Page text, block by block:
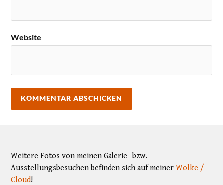
Website
Weitere Fotos von meinen Galerie- bzw.
Ausstellungsbesuchen befinden sich auf meinerWolke /
Cloud!